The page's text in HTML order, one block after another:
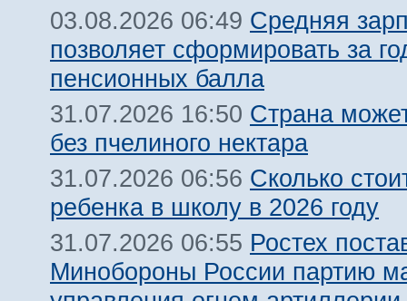
03.08.2026 06:49 Средняя
позволяет сформировать за
пенсионных балла
31.07.2026 16:50 Страна
без пчелиного нектара
31.07.2026 06:56 Сколько
ребенка в школу в 2026 году
31.07.2026 06:55 Ростех
Минобороны России партию